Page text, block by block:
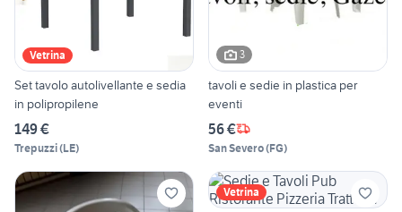
Vetrina
Set tavolo autolivellante e sedia
in polipropilene
149 €
Trepuzzi(LE)
3
tavoli e sedie in plastica per
eventi
56 €
San Severo(FG)
Vetrina